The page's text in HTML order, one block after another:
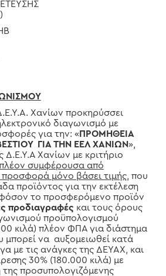
Χανίων προκηρύσσει
διαγωνισμό με
για την: «ΠΡΟΜΗΘΕΙΑ
ΓΙΑ ΤΗΝ ΕΕΛ ΧΑΝΙΩΝ»,
Δ.Ε.Υ.Α Χανίων με κριτήριο
συμφέρουσα από
προσφορά μόνο βάσει τιμής, που
προϊόντος για την εκτέλεση
το προσφερόμενο προϊόν
προδιαγραφές και τους όρους
προϋπολογισμού
κιλά) πλέον ΦΠΑ για διάστημα
να αυξομειωθεί κατά
με τις ανάγκες της ΔΕΥΑΧ, και
30% (180.000 κιλά) με
της προσυπολογιζόμενης